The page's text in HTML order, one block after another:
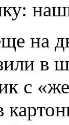
на
с